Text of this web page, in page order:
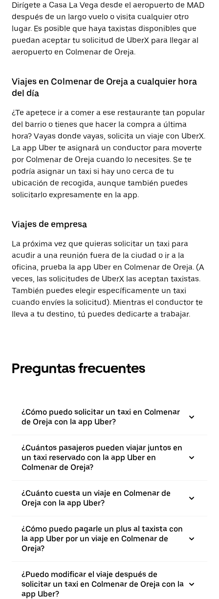
Dirígete a Casa La Vega desde el aeropuerto de MAD
después de un largo vuelo o visita cualquier otro
lugar. Es posible que haya taxistas disponibles que
puedan aceptar tu solicitud de UberX para llegar al
aeropuerto en Colmenar de Oreja.
Viajes en Colmenar de Oreja a cualquier hora
del día
¿Te apetece ir a comer a ese restaurante tan popular
del barrio o tienes que hacer la compra a última
hora? Vayas donde vayas, solicita un viaje con UberX.
La app Uber te asignará un conductor para moverte
por Colmenar de Oreja cuando lo necesites. Se te
podría asignar un taxi si hay uno cerca de tu
ubicación de recogida, aunque también puedes
solicitarlo expresamente en la app.
Viajes de empresa
La próxima vez que quieras solicitar un taxi para
acudir a una reunión fuera de la ciudad o ir a la
oficina, prueba la app Uber en Colmenar de Oreja. (A
veces, las solicitudes de UberX las aceptan taxistas.
También puedes elegir específicamente un taxi
cuando envíes la solicitud). Mientras el conductor te
lleva a tu destino, tú puedes dedicarte a trabajar.
Preguntas frecuentes
¿Cómo puedo solicitar un taxi en Colmenar
de Oreja con la app Uber?
¿Cuántos pasajeros pueden viajar juntos en
un taxi reservado con la app Uber en
Colmenar de Oreja?
¿Cuánto cuesta un viaje en Colmenar de
Oreja con la app Uber?
¿Cómo puedo pagarle un plus al taxista con
la app Uber por un viaje en Colmenar de
Oreja?
¿Puedo modificar el viaje después de
solicitar un taxi en Colmenar de Oreja con la
app Uber?